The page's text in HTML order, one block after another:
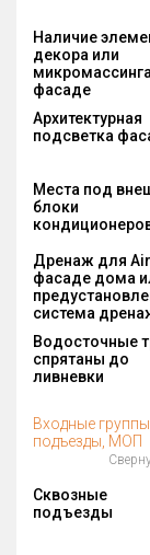
Наличие
декора или
фасаде
Архитектурная
подсветка
Места под
блоки
Дренаж для
фасаде дома
система
Водосточные
спрятаны до
ливневки
Входные группы,
подъезды, МОП
Сквозные
подъезды